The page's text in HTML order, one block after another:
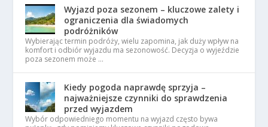
Wyjazd poza sezonem – kluczowe zalety i
ograniczenia dla świadomych
podróżników
Wybierając termin podróży, wielu zapomina, jak duży wpływ na
komfort i odbiór wyjazdu ma sezonowość. Decyzja o wyjeździe
poza sezonem może …
Kiedy pogoda naprawdę sprzyja –
najważniejsze czynniki do sprawdzenia
przed wyjazdem
Wybór odpowiedniego momentu na wyjazd często bywa